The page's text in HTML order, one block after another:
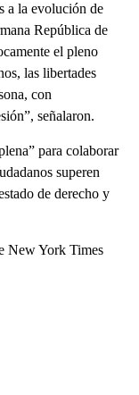
a la evolución de
República de
el pleno
las libertades
con
señalaron.
para colaborar
superen
de derecho y
New York Times